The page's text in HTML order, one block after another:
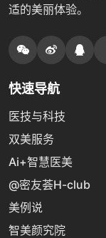
适的美丽体验。
快速导航
医技与科技
双美服务
Ai+智慧医美
@密友荟H-club
美例说
智美颜究院